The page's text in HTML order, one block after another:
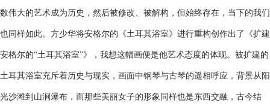
数伟大的艺术成为历史，然后被修改、被解构，但始终存在，当下的我们
也同样如此。方少华将安格尔的《土耳其浴室》进行重构创作出了《扩建
安格尔的“土耳其浴室”》，我想这幅画便是他艺术态度的体现。被扩建的
土耳其浴室充斥着历史与现实，画面中钢琴与古琴的遥相呼应，背景从阳
光沙滩到山涧瀑布，而那些美丽女子的形象同样也是东西交融，古今结